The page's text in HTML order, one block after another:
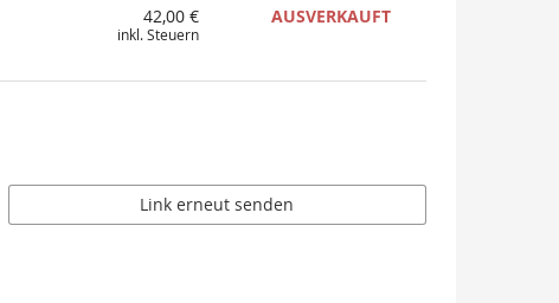
42,00 €
inkl. Steuern
AUSVERKAUFT
Link erneut senden